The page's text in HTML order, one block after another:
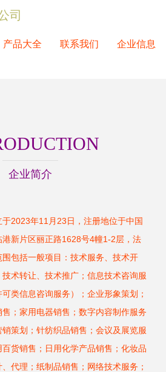
司
产品大全 联系我们 企业信息
企业简介
于2023年11月23日，注册地位于中国
港新片区丽正路1628号4幢1-2层，法
包括一般项目：技术服务、技术开
术转让、技术推广；信息技术咨询服
类信息咨询服务）；企业形象策划；
；家用电器销售；数字内容制作服务
销策划；针纺织品销售；会议及展览服
货销售；日用化学产品销售；化妆品
代理；纸制品销售；网络技术服务；